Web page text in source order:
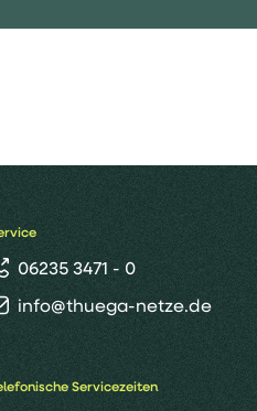
06235 3471 - 0
info@thuega-netze.de
Servicezeiten